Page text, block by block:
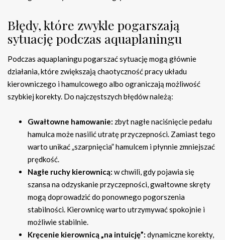
Błędy, które zwykle pogarszają
sytuację podczas aquaplaningu
Podczas aquaplaningu pogarszać sytuację mogą głównie
działania, które zwiększają chaotyczność pracy układu
kierowniczego i hamulcowego albo ograniczają możliwość
szybkiej korekty. Do najczęstszych błędów należą:
Gwałtowne hamowanie: zbyt nagłe naciśnięcie pedału
hamulca może nasilić utratę przyczepności. Zamiast tego
warto unikać „szarpnięcia” hamulcem i płynnie zmniejszać
prędkość.
Nagłe ruchy kierownicą: w chwili, gdy pojawia się
szansa na odzyskanie przyczepności, gwałtowne skręty
mogą doprowadzić do ponownego pogorszenia
stabilności. Kierownicę warto utrzymywać spokojnie i
możliwie stabilnie.
Kręcenie kierownicą „na intuicję”: dynamiczne korekty,